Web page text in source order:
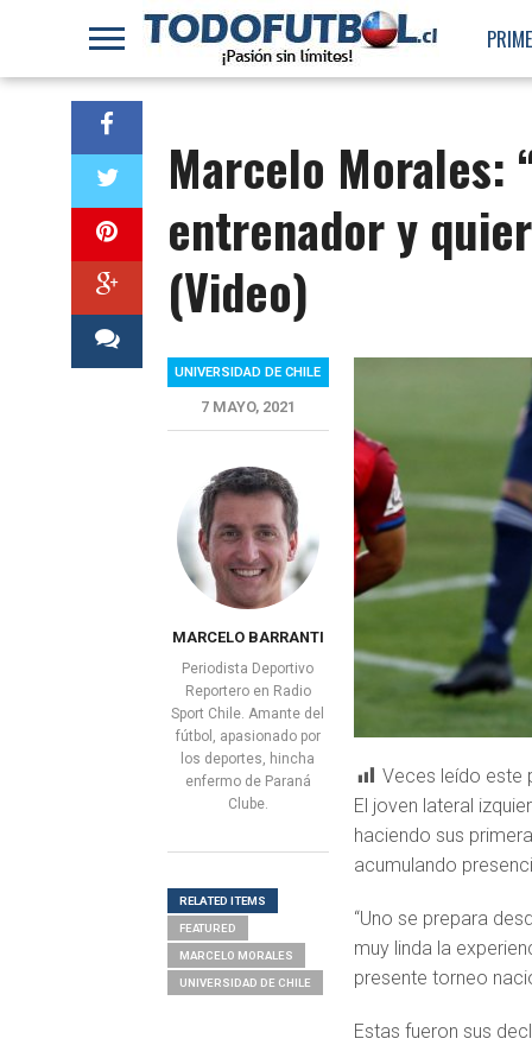
Marcelo Morales:
entrenador y
(Video)
Veces leído este
El joven lateral
haciendo sus
acumulando
“Uno se prepara
muy linda la
presente torneo
Estas fueron sus
UNIVERSIDAD DE CHILE
7 MAYO, 2021
MARCELO BARRANTI
Periodista Deportivo
Reportero en Radio
Sport Chile. Amante del
fútbol, apasionado por
los deportes, hincha
enfermo de Paraná
Clube.
RELATED ITEMS
FEATURED
MARCELO MORALES
UNIVERSIDAD DE CHILE